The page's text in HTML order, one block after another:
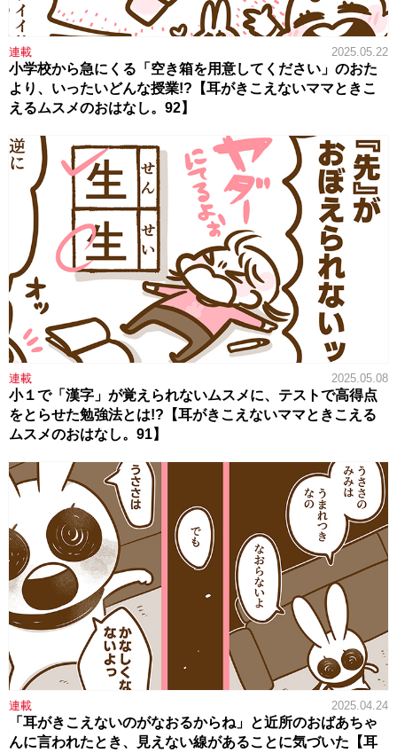
連載 2025.05.22
小学校から急にくる「空き箱を用意してください」のおた
より、いったいどんな授業!?【耳がきこえないママときこ
えるムスメのおはなし。92】
連載 2025.05.08
小１で「漢字」が覚えられないムスメに、テストで高得点
をとらせた勉強法とは!?【耳がきこえないママときこえる
ムスメのおはなし。91】
連載 2025.04.24
「耳がきこえないのがなおるからね」と近所のおばあちゃ
んに言われたとき、見えない線があることに気づいた【耳